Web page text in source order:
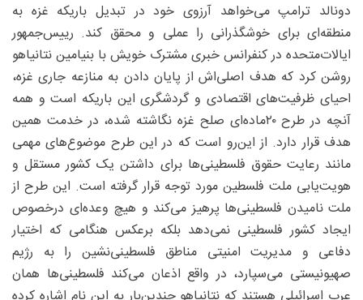
دونالد ترامپ می‌خواهد آرزوی خود در تبدیل باریکه غزه به
منطقه‌ای برای خوشگذرانی را عملی و محقق کند. رییس‌جمهور
ایالات‌متحده در کنفرانس خبری مشترک خویش با بنیامین نتانیاهو
روشن کرد که هدف اصلی‌اش از پایان دادن به منازعه جاری غزه،
احیای ظرفیت‌های اقتصادی و گردشگری این باریکه است و همه
آنچه در طرح ۲۰ماده‌ای صلح غزه نگاشته شده، در خدمت همین
هدف قرار دارد. از این‌رو است که در این طرح موضوع‌های مهمی
مانند رعایت حقوق فلسطینی‌ها برای داشتن یک کشور مستقل و
هویت‌یابی ملت فلسطین مورد توجه قرار گرفته است. این طرح از
ملت نامیدن فلسطینی‌ها پرهیز می‌‌کند و هیچ وعده‌ای درخصوص
ایجاد کشور فلسطینی نمی‌دهد بلکه برعکس هنگامی که اختیار
دفاعی و مدیریت امنیتی مناطق فلسطینی‌نشین را به رژیم
صهیونیستی می‌سپارد، در واقع اذعان می‌‌کند فلسطینی‌ها همان